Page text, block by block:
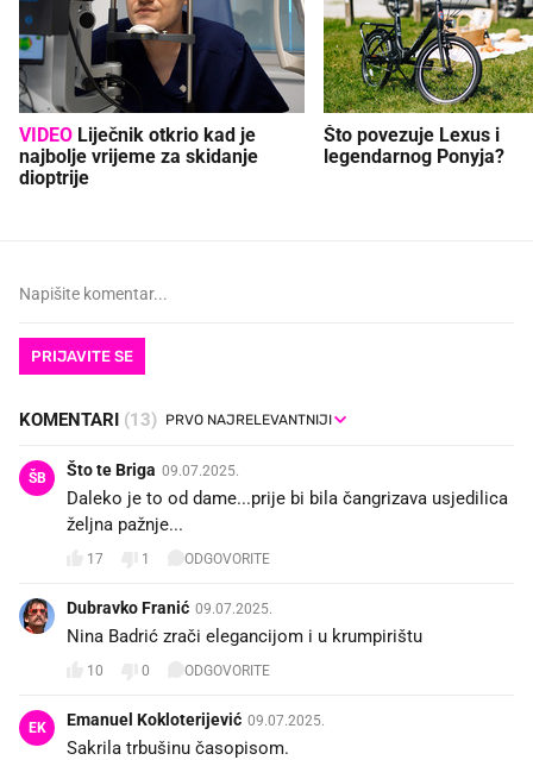
VIDEO
najbolje vrijeme za skidanje
dioptrije
Što povezuje Lexus i
legendarnog Ponyja?
PRIJAVITE SE
KOMENTARI (13)
ŠB Što te Briga 09.07.2025.
Daleko je to od dame...prije bi bila čangrizava usjedilica
željna pažnje...
17 1 ODGOVORITE
Dubravko Franić 09.07.2025.
Nina Badrić zrači elegancijom i u krumpirištu
10 0 ODGOVORITE
EK Emanuel Kokloterijević 09.07.2025.
Sakrila trbušinu časopisom.